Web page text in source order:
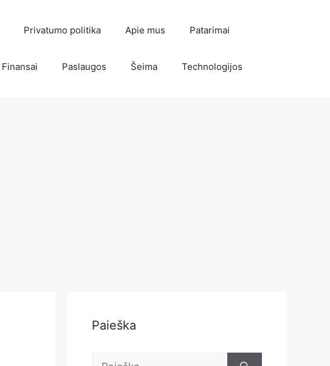
Privatumo politika Apie mus Patarimai
Finansai Paslaugos Šeima Technologijos
Paieška
Ieškoti: